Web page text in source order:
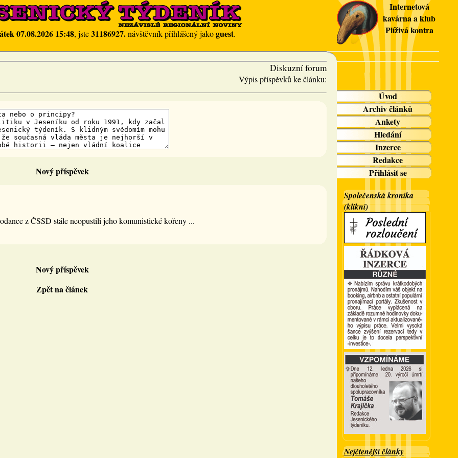
07.08.2026 15:48, jste31186927.návštěvník přihlášený jakoguest.
Internetová
kavárna a klub
Plíživá kontra
Diskuzní forum
Výpis příspěvků ke článku:
Nový příspěvek
z ČSSD stále neopustili jeho komunistické kořeny ...
Nový příspěvek
Zpět na článek
Úvod
Archiv článků
Ankety
Hledání
Inzerce
Redakce
Přihlásit se
Společenská kronika
(klikni)
Nejčtenější články